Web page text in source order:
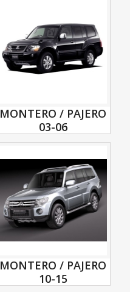
MONTERO / PAJERO
03-06
MONTERO / PAJERO
10-15